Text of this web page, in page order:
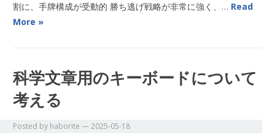
割に、手牌構成が受動的 勝ち逃げ戦略が非常に強く、… Read
More »
科学文章用のキーボードについて
考える
Posted by haborite —2025-05-18